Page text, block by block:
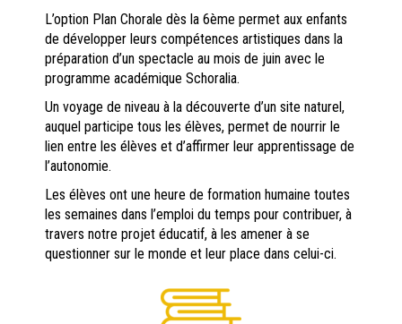
L’option Plan Chorale dès la 6ème permet aux enfants
de développer leurs compétences artistiques dans la
préparation d’un spectacle au mois de juin avec le
programme académique Schoralia.
Un voyage de niveau à la découverte d’un site naturel,
auquel participe tous les élèves, permet de nourrir le
lien entre les élèves et d’affirmer leur apprentissage de
l’autonomie.
Les élèves ont une heure de formation humaine toutes
les semaines dans l’emploi du temps pour contribuer, à
travers notre projet éducatif, à les amener à se
questionner sur le monde et leur place dans celui-ci.